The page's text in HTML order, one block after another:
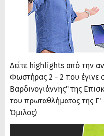
Δείτε highlights από την
Φωστήρας 2 - 2 που έγινε
Βαρδινογιάννης" της
του πρωταθλήματος της Γ'
Όμιλος)